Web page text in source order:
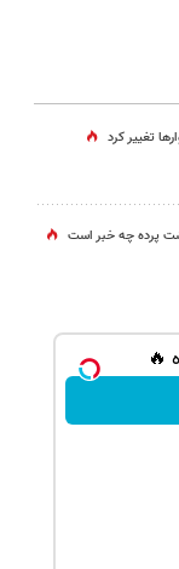
تغییر کرد
پرده چه خبر است